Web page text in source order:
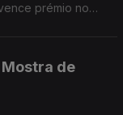
prémio no
de